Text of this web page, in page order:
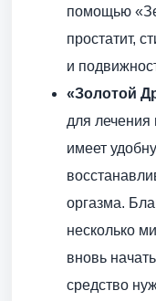
помощью
простатит,
и
«Золотой
для
имеет
оргазма.
несколько
вновь
средство